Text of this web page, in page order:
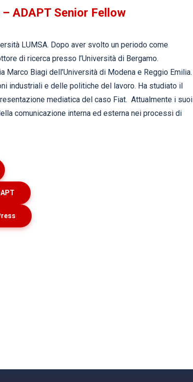
ADAPT Senior Fellow
LUMSA. Dopo aver svolto un periodo come
di ricerca presso l’Università di Bergamo.
Biagi dell’Università di Modena e Reggio Emilia.
industriali e delle politiche del lavoro. Ha studiato il
mediatica del caso Fiat. Attualmente i suoi
comunicazione interna ed esterna nei processi di